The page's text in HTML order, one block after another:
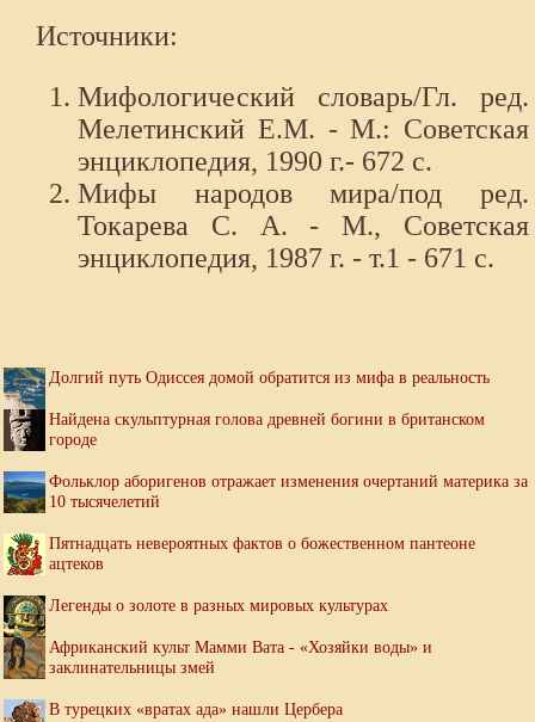
Источники:
Мифологический словарь/Гл. ред.
Мелетинский Е.М. - М.: Советская
энциклопедия, 1990 г.- 672 с.
Мифы народов мира/под ред.
Токарева С. А. - М., Советская
энциклопедия, 1987 г. - т.1 - 671 с.
Долгий путь Одиссея домой обратится из мифа в реальность
Найдена скульптурная голова древней богини в британском
городе
Фольклор аборигенов отражает изменения очертаний материка за
10 тысячелетий
Пятнадцать невероятных фактов о божественном пантеоне
ацтеков
Легенды о золоте в разных мировых культурах
Африканский культ Мамми Вата - «Хозяйки воды» и
заклинательницы змей
В турецких «вратах ада» нашли Цербера